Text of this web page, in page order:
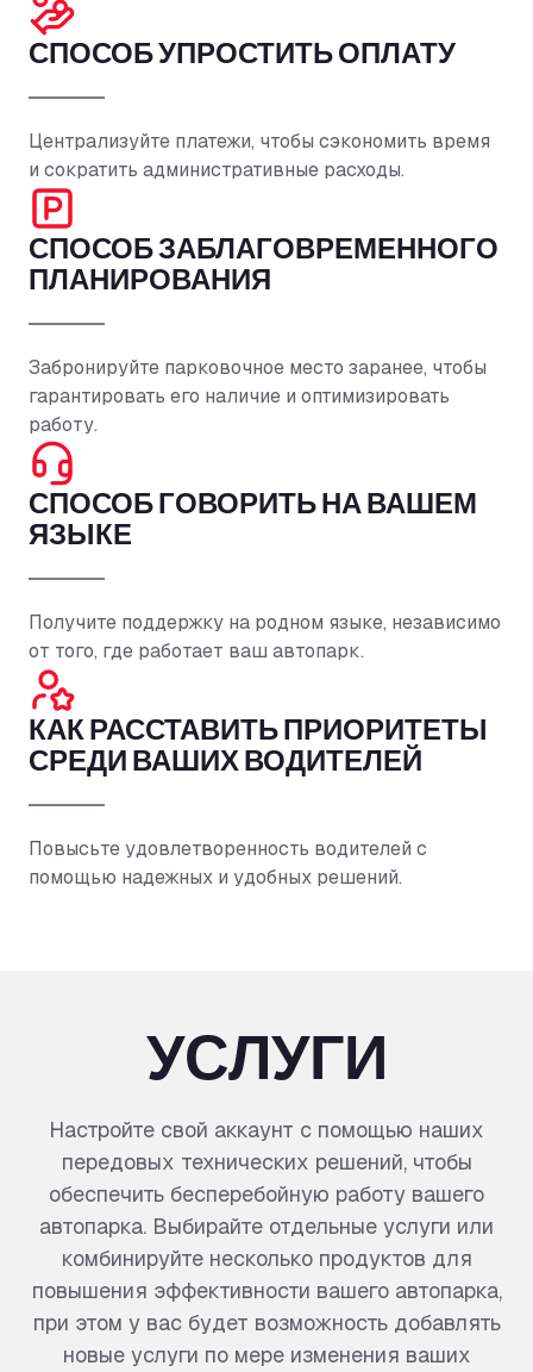
СПОСОБ УПРОСТИТЬ ОПЛАТУ
Централизуйте платежи, чтобы сэкономить время
и сократить административные расходы.
СПОСОБ ЗАБЛАГОВРЕМЕННОГО
ПЛАНИРОВАНИЯ
Забронируйте парковочное место заранее, чтобы
гарантировать его наличие и оптимизировать
работу.
СПОСОБ ГОВОРИТЬ НА ВАШЕМ
ЯЗЫКЕ
Получите поддержку на родном языке, независимо
от того, где работает ваш автопарк.
КАК РАССТАВИТЬ ПРИОРИТЕТЫ
СРЕДИ ВАШИХ ВОДИТЕЛЕЙ
Повысьте удовлетворенность водителей с
помощью надежных и удобных решений.
УСЛУГИ
Настройте свой аккаунт с помощью наших
передовых технических решений, чтобы
обеспечить бесперебойную работу вашего
автопарка. Выбирайте отдельные услуги или
комбинируйте несколько продуктов для
повышения эффективности вашего автопарка,
при этом у вас будет возможность добавлять
новые услуги по мере изменения ваших